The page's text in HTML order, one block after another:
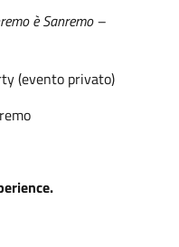
è Sanremo –
(evento privato)